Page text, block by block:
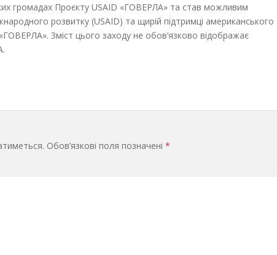
громадах Проєкту USAID «ГОВЕРЛА» та став можливим
розвитку (USAID) та щирій підтримці американського
Зміст цього заходу не обов’язково відображає
Обов’язкові поля позначені *